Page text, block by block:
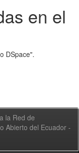
en el
DSpace".
la Red de
Abierto del Ecuador -